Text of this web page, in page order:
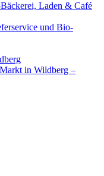
Laden & Café
und Bio-
in Wildberg –